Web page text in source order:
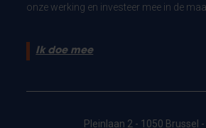
onze werking en investeer mee in de
Ik doe mee
Pleinlaan 2 - 1050 Brussel